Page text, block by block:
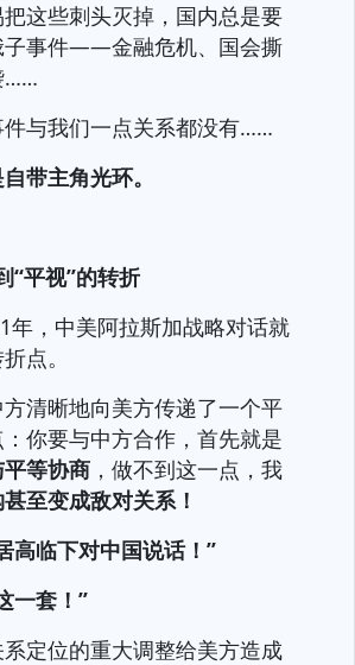
这些刺头灭掉，国内总是要
子事件——金融危机、国会撕
……
与我们一点关系都没有……
带主角光环。
“平视”的转折
年，中美阿拉斯加战略对话就
点。
清晰地向美方传递了一个平
你要与中方合作，首先就是
等协商 ，做不到这一点，我
至变成敌对关系！
高临下对中国说话！”
一套！”
定位的重大调整给美方造成